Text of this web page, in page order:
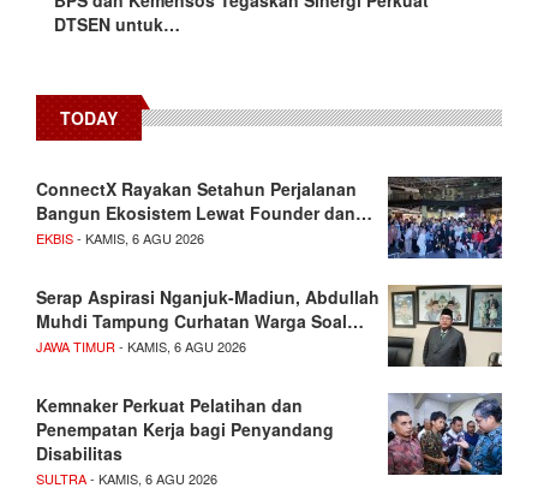
DTSEN untuk…
TODAY
ConnectX Rayakan Setahun Perjalanan
Bangun Ekosistem Lewat Founder dan…
EKBIS- KAMIS, 6 AGU 2026
Serap Aspirasi Nganjuk-Madiun, Abdullah
Muhdi Tampung Curhatan Warga Soal…
JAWA TIMUR- KAMIS, 6 AGU 2026
Kemnaker Perkuat Pelatihan dan
Penempatan Kerja bagi Penyandang
Disabilitas
SULTRA- KAMIS, 6 AGU 2026